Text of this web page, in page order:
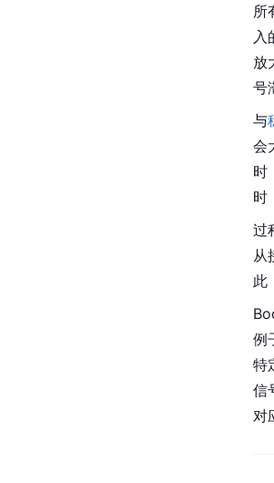
所
入
放
号
与
会
时
时
过
从
此
例
特
信
对